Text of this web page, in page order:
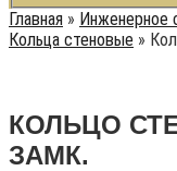
Главная » Инженерное
Кольца стеновые »
КОЛЬЦО
ЗАМК.